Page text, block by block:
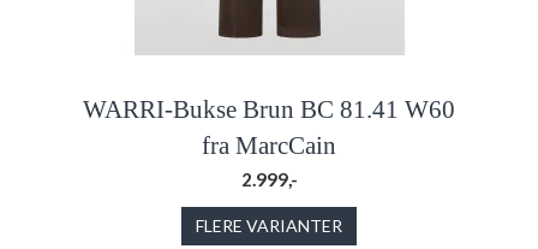
WARRI-Bukse Brun BC 81.41 W60
fra MarcCain
2.999,-
FLERE VARIANTER